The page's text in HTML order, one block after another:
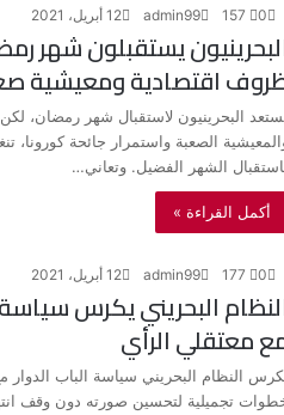
admin99 12 أبريل، 2021 0
يستقبلون شهر
اقتصادية ومعيشية
البحرينيون لاستقبال شهر رمضان،
الصعبة واستمرار جائحة كورونا،
الشهر الفضيل. وتعاني…
أكمل القراءة »
admin99 12 أبريل، 2021 0
البحريني يكرس سياسة
معتقلي الرأي
النظام البحريني سياسة الباب الدوار
تجميلية لتحسين صورته دون وقف